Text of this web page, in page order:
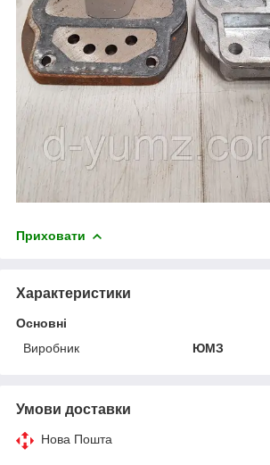
Приховати
Характеристики
Основні
Виробник
ЮМЗ
Умови доставки
Нова Пошта